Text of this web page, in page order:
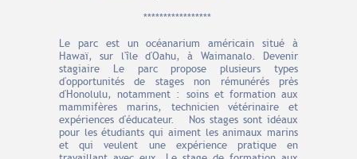
*****************
Le parc est un océanarium américain situé à
Hawaï, sur l'île d'Oahu, à Waimanalo. Devenir
stagiaire Le parc propose plusieurs types
d'opportunités de stages non rémunérés près
d'Honolulu, notamment : soins et formation aux
mammifères marins, technicien vétérinaire et
expériences d'éducateur. Nos stages sont idéaux
pour les étudiants qui aiment les animaux marins
et qui veulent une expérience pratique en